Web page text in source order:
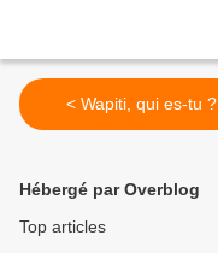
< Wapiti, qui es-tu ?
Hébergé par Overblog
Top articles